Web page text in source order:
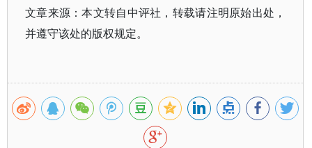
文章来源：本文转自中评社，转载请注明原始出处，
并遵守该处的版权规定。